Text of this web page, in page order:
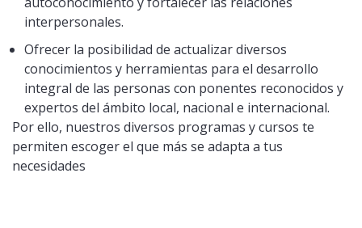
interpersonales.
Ofrecer la posibilidad de actualizar diversos
conocimientos y herramientas para el desarrollo
integral de las personas con ponentes reconocidos y
expertos del ámbito local, nacional e internacional.
Por ello, nuestros diversos programas y cursos te
permiten escoger el que más se adapta a tus
necesidades